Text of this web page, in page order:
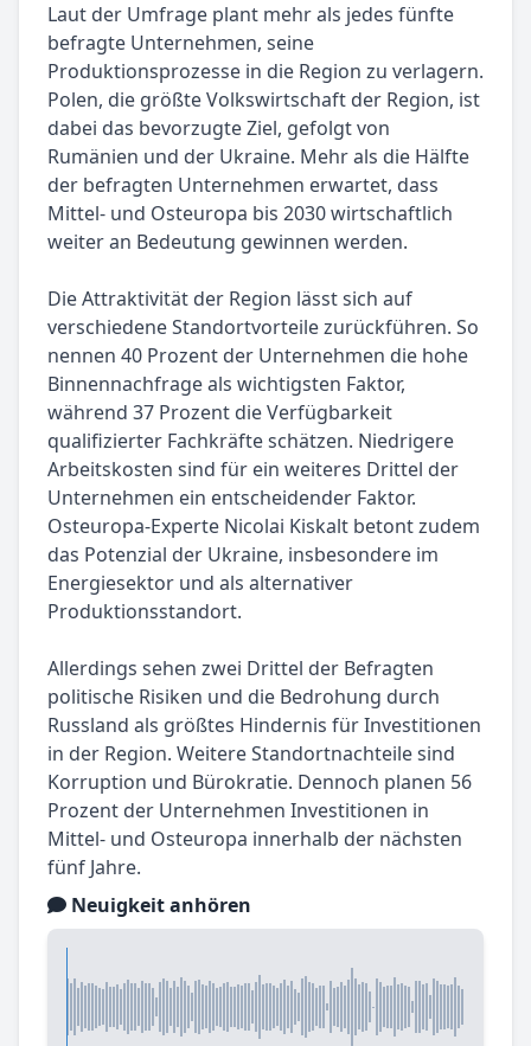
Laut der Umfrage plant mehr als jedes fünfte
befragte Unternehmen, seine
Produktionsprozesse in die Region zu verlagern.
Polen, die größte Volkswirtschaft der Region, ist
dabei das bevorzugte Ziel, gefolgt von
Rumänien und der Ukraine. Mehr als die Hälfte
der befragten Unternehmen erwartet, dass
Mittel- und Osteuropa bis 2030 wirtschaftlich
weiter an Bedeutung gewinnen werden.
Die Attraktivität der Region lässt sich auf
verschiedene Standortvorteile zurückführen. So
nennen 40 Prozent der Unternehmen die hohe
Binnennachfrage als wichtigsten Faktor,
während 37 Prozent die Verfügbarkeit
qualifizierter Fachkräfte schätzen. Niedrigere
Arbeitskosten sind für ein weiteres Drittel der
Unternehmen ein entscheidender Faktor.
Osteuropa-Experte Nicolai Kiskalt betont zudem
das Potenzial der Ukraine, insbesondere im
Energiesektor und als alternativer
Produktionsstandort.
Allerdings sehen zwei Drittel der Befragten
politische Risiken und die Bedrohung durch
Russland als größtes Hindernis für Investitionen
in der Region. Weitere Standortnachteile sind
Korruption und Bürokratie. Dennoch planen 56
Prozent der Unternehmen Investitionen in
Mittel- und Osteuropa innerhalb der nächsten
fünf Jahre.
Neuigkeit anhören